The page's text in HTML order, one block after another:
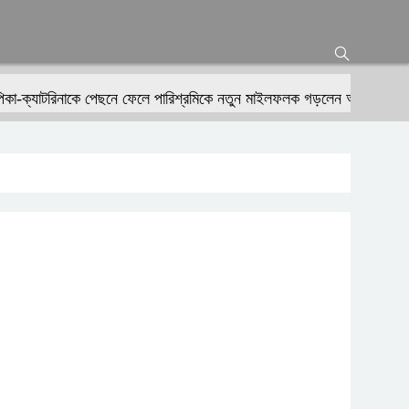
পেছনে ফেলে পারিশ্রমিকে নতুন মাইলফলক গড়লেন আলিয়া ভাট